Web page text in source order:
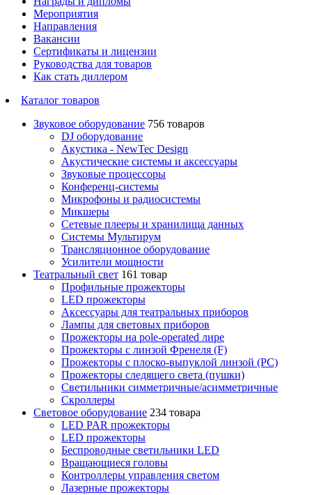
Мероприятия
Направления
Вакансии
Сертификаты и лицензии
Руководства для товаров
Как стать диллером
Каталог товаров
Звуковое оборудование 756 товаров
DJ оборудование
Акустика - NewTec Design
Акустические системы и аксессуары
Звуковые процессоры
Конференц-системы
Микрофоны и радиосистемы
Микшеры
Сетевые плееры и хранилища данных
Системы Мультирум
Трансляционное оборудование
Усилители мощности
Театральный свет 161 товар
Профильные прожекторы
LED прожекторы
Аксессуары для театральных приборов
Лампы для световых приборов
Прожекторы на pole-operated лире
Прожекторы с линзой Френеля (F)
Прожекторы с плоско-выпуклой линзой (PC)
Прожекторы следящего света (пушки)
Светильники симметричные/асимметричные
Скроллеры
Световое оборудование 234 товара
LED PAR прожекторы
LED прожекторы
Беспроводные светильники LED
Вращающиеся головы
Контроллеры управления светом
Лазерные прожекторы